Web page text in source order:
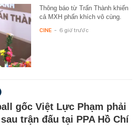
Thông báo từ Trấn Thành khiến
cả MXH phấn khích vô cùng.
CINE - 6 giờ trước
gốc Việt Lực Phạm phải
trận đấu tại PPA Hồ Chí